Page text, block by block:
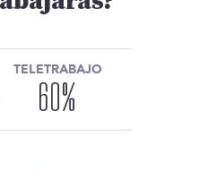
TELETRABAJO
60%